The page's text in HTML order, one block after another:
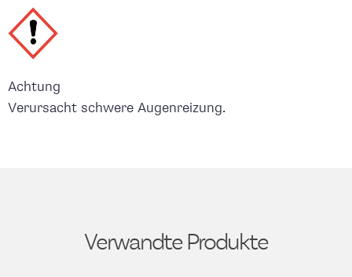
Achtung
Verursacht schwere Augenreizung.
Verwandte Produkte